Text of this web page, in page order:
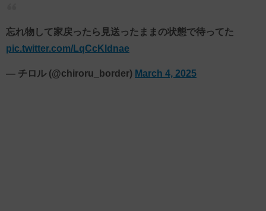
忘れ物して家戻ったら見送ったままの状態で待ってた
pic.twitter.com/LqCcKldnae
— チロル (@chiroru_border) March 4, 2025